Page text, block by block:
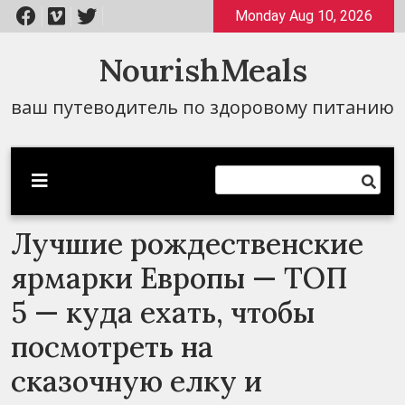
Перейти
к
Monday Aug 10, 2026
NourishMeals
ваш путеводитель по здоровому питанию
Лучшие рождественские
ярмарки Европы — ТОП
5 — куда ехать, чтобы
посмотреть на
сказочную елку и